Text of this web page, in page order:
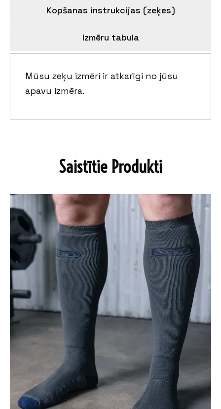
Kopšanas instrukcijas (zeķes)
Izmēru tabula
Mūsu zeķu izmēri ir atkarīgi no jūsu
apavu izmēra.
Saistītie Produkti